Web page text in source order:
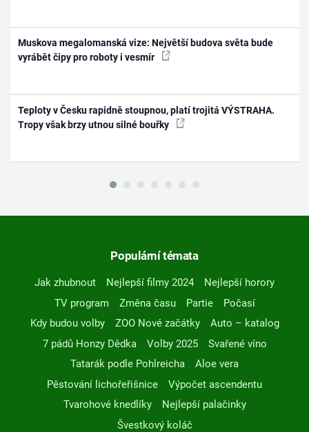
Muskova megalomanská vize: Největší budova světa bude
vyrábět čipy pro roboty i vesmír
Teploty v Česku rapidně stoupnou, platí trojitá VÝSTRAHA.
Tropy však brzy utnou silné bouřky
Populární témata
Jak zhubnout Nejlepší filmy 2024
Nejlepší horory
TV program
Změna času Partie
Počasí
Kdy budou volby
ZOO Nové začátky
Auto – katalog
7 pádů Honzy Dědka
Volby 2025
Svařené víno
Tatarák podle Pohlreicha
Aloe vera
Pěstování lichořeřišnice
Výpočet ascendentu
Tvarohové knedlíky
Nejlepší palačinky
Švestkový koláč